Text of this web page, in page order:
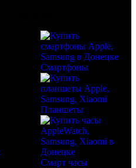
Смартфоны
Планшеты
Смарт часы